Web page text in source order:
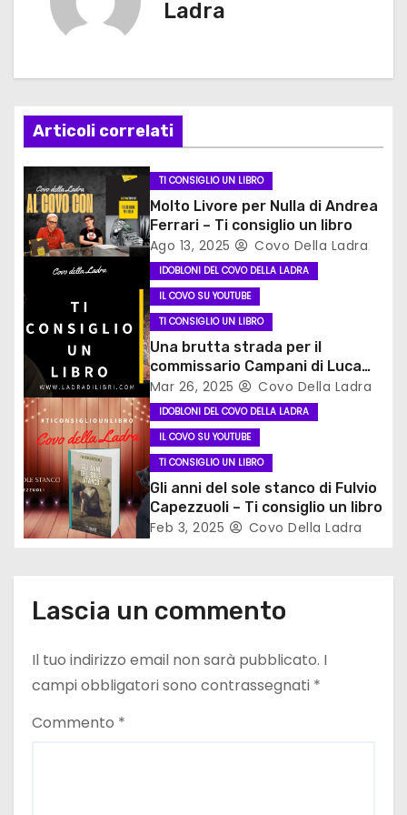
z
i
o
n
e
a
r
t
i
c
o
l
Ladra
Articoli correlati
TI CONSIGLIO UN LIBRO
Molto Livore per Nulla di Andrea
Ferrari – Ti consiglio un libro
Ago 13, 2025 Covo Della Ladra
IDOBLONI DEL COVO DELLA LADRA
IL COVO SU YOUTUBE
TI CONSIGLIO UN LIBRO
Una brutta strada per il
commissario Campani di Luca
Ongaro #ticonsigliounlibro
Mar 26, 2025 Covo Della Ladra
IDOBLONI DEL COVO DELLA LADRA
IL COVO SU YOUTUBE
TI CONSIGLIO UN LIBRO
Gli anni del sole stanco di Fulvio
Capezzuoli – Ti consiglio un libro
Feb 3, 2025 Covo Della Ladra
Lascia un commento
Il tuo indirizzo email non sarà pubblicato. I
campi obbligatori sono contrassegnati *
Commento *